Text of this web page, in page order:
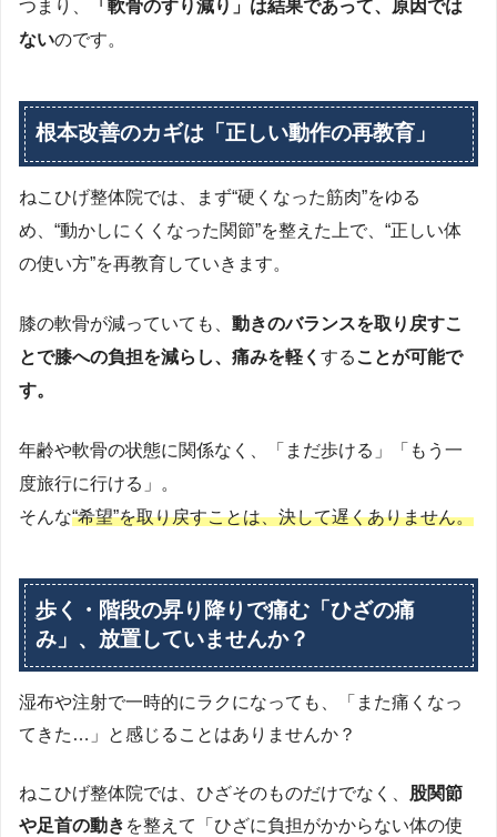
つまり、
「軟骨のすり減り」は結果であって、原因では
ないのです。
根本改善のカギは「正しい動作の再教育」
ねこひげ整体院では、まず“硬くなった筋肉”をゆる
め、“動かしにくくなった関節”を整えた上で、“正しい体
の使い方”を再教育していきます。
膝の軟骨が減っていても、 動きのバランスを取り戻すこ
とで膝への負担を減らし、 痛みを軽く する ことが可能で
す。
年齢や軟骨の状態に関係なく、「まだ歩ける」「もう一
度旅行に行ける」。
そんな“希望”を取り戻すことは、決して遅くありません。
歩く・階段の昇り降りで痛む「ひざの痛
み」、放置していませんか？
湿布や注射で一時的にラクになっても、「また痛くなっ
てきた…」と感じることはありませんか？
ねこひげ整体院では、ひざそのものだけでなく、 股関節
や足首の動き を整えて「ひざに負担がかからない体の使